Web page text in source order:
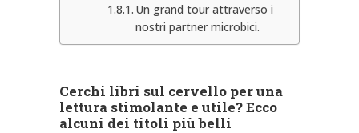
Un grand tour attraverso i
nostri partner microbici.
Cerchi libri sul cervello per una
lettura stimolante e utile? Ecco
alcuni dei titoli più belli